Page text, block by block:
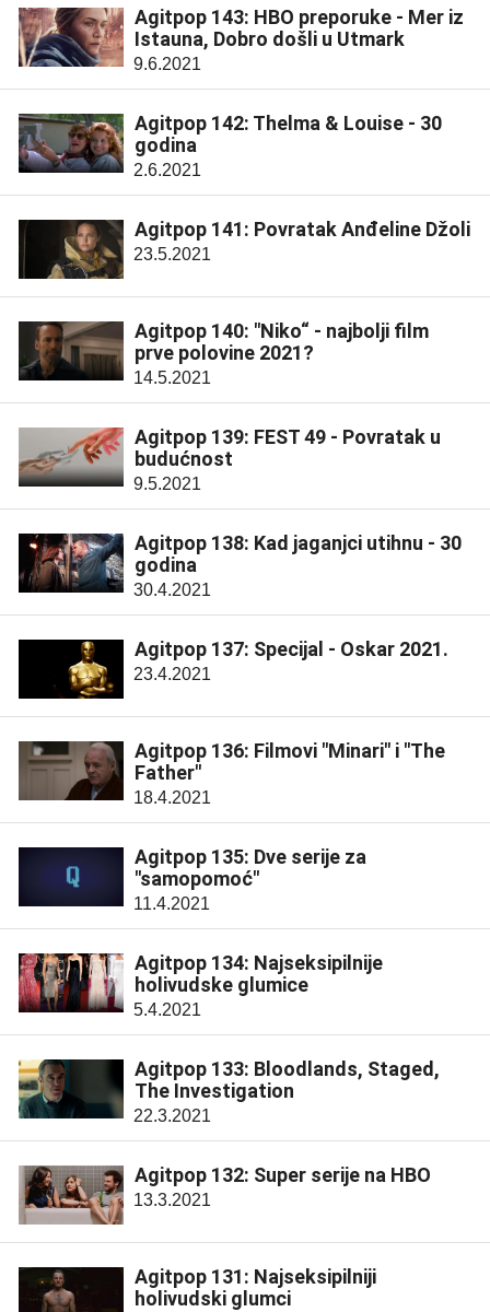
Agitpop 143: HBO preporuke - Mer iz
Istauna, Dobro došli u Utmark
9.6.2021
Agitpop 142: Thelma & Louise - 30
godina
2.6.2021
Agitpop 141: Povratak Anđeline Džoli
23.5.2021
Agitpop 140: "Niko“ - najbolji film
prve polovine 2021?
14.5.2021
Agitpop 139: FEST 49 - Povratak u
budućnost
9.5.2021
Agitpop 138: Kad jaganjci utihnu - 30
godina
30.4.2021
Agitpop 137: Specijal - Oskar 2021.
23.4.2021
Agitpop 136: Filmovi "Minari" i "The
Father"
18.4.2021
Agitpop 135: Dve serije za
"samopomoć"
11.4.2021
Agitpop 134: Najseksipilnije
holivudske glumice
5.4.2021
Agitpop 133: Bloodlands, Staged,
The Investigation
22.3.2021
Agitpop 132: Super serije na HBO
13.3.2021
Agitpop 131: Najseksipilniji
holivudski glumci